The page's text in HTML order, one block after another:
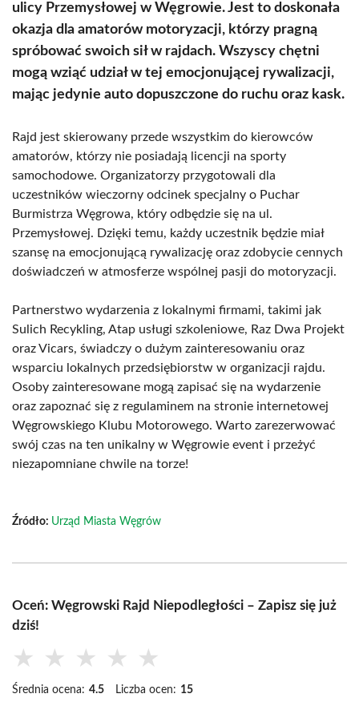
ulicy Przemysłowej w Węgrowie. Jest to doskonała
okazja dla amatorów motoryzacji, którzy pragną
spróbować swoich sił w rajdach. Wszyscy chętni
mogą wziąć udział w tej emocjonującej rywalizacji,
mając jedynie auto dopuszczone do ruchu oraz kask.
Rajd jest skierowany przede wszystkim do kierowców
amatorów, którzy nie posiadają licencji na sporty
samochodowe. Organizatorzy przygotowali dla
uczestników wieczorny odcinek specjalny o Puchar
Burmistrza Węgrowa, który odbędzie się na ul.
Przemysłowej. Dzięki temu, każdy uczestnik będzie miał
szansę na emocjonującą rywalizację oraz zdobycie cennych
doświadczeń w atmosferze wspólnej pasji do motoryzacji.
Partnerstwo wydarzenia z lokalnymi firmami, takimi jak
Sulich Recykling, Atap usługi szkoleniowe, Raz Dwa Projekt
oraz Vicars, świadczy o dużym zainteresowaniu oraz
wsparciu lokalnych przedsiębiorstw w organizacji rajdu.
Osoby zainteresowane mogą zapisać się na wydarzenie
oraz zapoznać się z regulaminem na stronie internetowej
Węgrowskiego Klubu Motorowego. Warto zarezerwować
swój czas na ten unikalny w Węgrowie event i przeżyć
niezapomniane chwile na torze!
Źródło: Urząd Miasta Węgrów
Oceń: Węgrowski Rajd Niepodległości – Zapisz się już
dziś!
★ ★ ★ ★ ★
Średnia ocena: 4.5 Liczba ocen: 15